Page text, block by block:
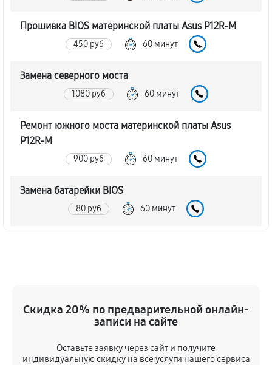
Прошивка BIOS материнской платы Asus P12R-M
450 руб 60 минут
Замена северного моста
1080 руб 60 минут
Ремонт южного моста материнской платы Asus
P12R-M
900 руб 60 минут
Замена батарейки BIOS
80 руб 60 минут
Скидка 20% по предварительной онлайн-
записи на сайте
Оставьте заявку через сайт и получите
индивидуальную скидку на все услуги нашего сервиса